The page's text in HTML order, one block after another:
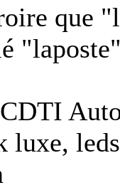
que
CDTI
luxe,